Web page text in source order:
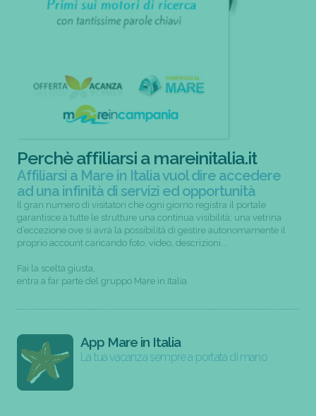
Perchè affiliarsi a mareinitalia.it
Affiliarsi a Mare in Italia vuol dire accedere
ad una infinità di servizi ed opportunità
Il gran numero di visitatori che ogni giorno registra il portale
garantisce a tutte le strutture una continua visibilità; una vetrina
d’eccezione ove si avrà la possibilità di gestire autonomamente il
proprio account caricando foto, video, descrizioni...
Fai la scelta giusta,
entra a far parte del gruppo Mare in Italia
App Mare in Italia
La tua vacanza sempre a portata di mano